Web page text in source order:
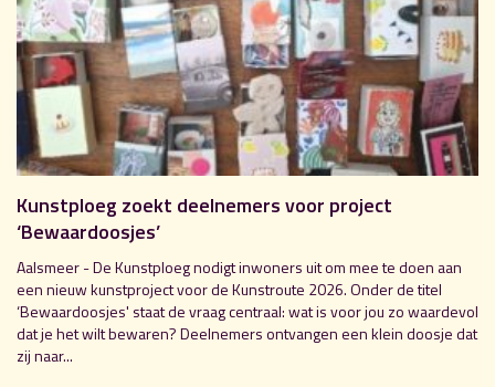
Kunstploeg zoekt deelnemers voor project
‘Bewaardoosjes’
Aalsmeer - De Kunstploeg nodigt inwoners uit om mee te doen aan
een nieuw kunstproject voor de Kunstroute 2026. Onder de titel
‘Bewaardoosjes' staat de vraag centraal: wat is voor jou zo waardevol
dat je het wilt bewaren? Deelnemers ontvangen een klein doosje dat
zij naar...